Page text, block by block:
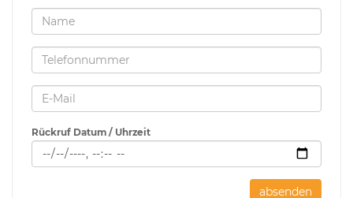
Rückruf Datum / Uhrzeit
absenden